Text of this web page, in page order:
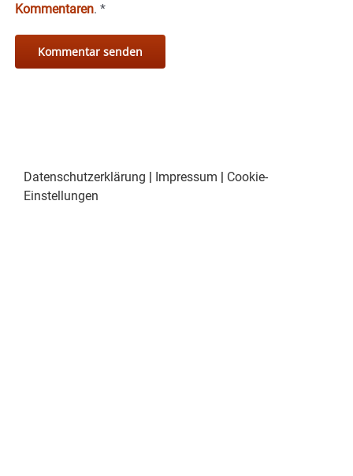
Kommentaren. *
Datenschutzerklärung Impressum
Cookie-
Einstellungen